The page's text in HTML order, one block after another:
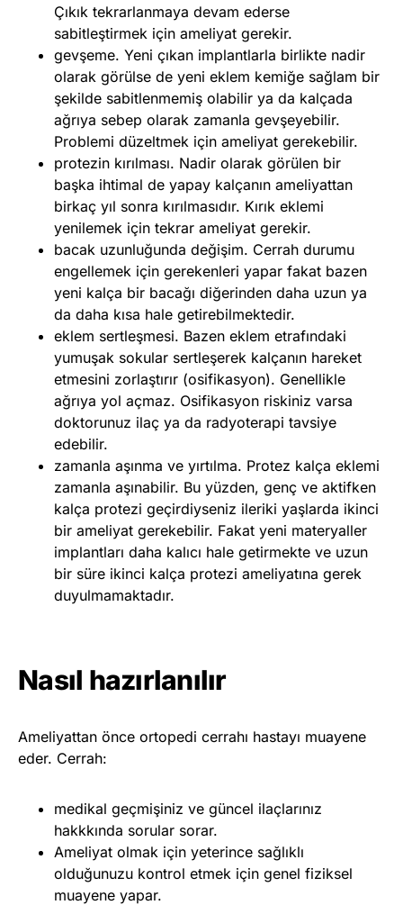
Çıkık tekrarlanmaya devam ederse
sabitleştirmek için ameliyat gerekir.
gevşeme. Yeni çıkan implantlarla birlikte nadir
olarak görülse de yeni eklem kemiğe sağlam bir
şekilde sabitlenmemiş olabilir ya da kalçada
ağrıya sebep olarak zamanla gevşeyebilir.
Problemi düzeltmek için ameliyat gerekebilir.
protezin kırılması. Nadir olarak görülen bir
başka ihtimal de yapay kalçanın ameliyattan
birkaç yıl sonra kırılmasıdır. Kırık eklemi
yenilemek için tekrar ameliyat gerekir.
bacak uzunluğunda değişim. Cerrah durumu
engellemek için gerekenleri yapar fakat bazen
yeni kalça bir bacağı diğerinden daha uzun ya
da daha kısa hale getirebilmektedir.
eklem sertleşmesi. Bazen eklem etrafındaki
yumuşak sokular sertleşerek kalçanın hareket
etmesini zorlaştırır (osifikasyon). Genellikle
ağrıya yol açmaz. Osifikasyon riskiniz varsa
doktorunuz ilaç ya da radyoterapi tavsiye
edebilir.
zamanla aşınma ve yırtılma. Protez kalça eklemi
zamanla aşınabilir. Bu yüzden, genç ve aktifken
kalça protezi geçirdiyseniz ileriki yaşlarda ikinci
bir ameliyat gerekebilir. Fakat yeni materyaller
implantları daha kalıcı hale getirmekte ve uzun
bir süre ikinci kalça protezi ameliyatına gerek
duyulmamaktadır.
Nasıl hazırlanılır
Ameliyattan önce ortopedi cerrahı hastayı muayene
eder. Cerrah:
medikal geçmişiniz ve güncel ilaçlarınız
hakkkında sorular sorar.
Ameliyat olmak için yeterince sağlıklı
olduğunuzu kontrol etmek için genel fiziksel
muayene yapar.